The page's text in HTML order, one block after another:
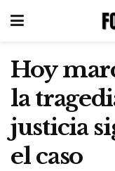
Hoy
la
justicia
el caso